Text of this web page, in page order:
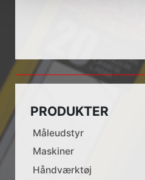
PRODUKTER
Måleudstyr
Maskiner
Håndværktøj